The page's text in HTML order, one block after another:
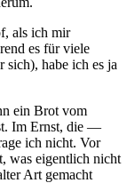
als ich mir
es für viele
sich), habe ich es ja
ein Brot vom
Im Ernst, die —
ich nicht. Vor
was eigentlich nicht
Art gemacht